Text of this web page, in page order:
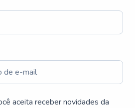
aceita receber novidades da